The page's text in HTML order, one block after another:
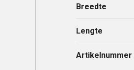
Breedte
Lengte
Artikelnummer